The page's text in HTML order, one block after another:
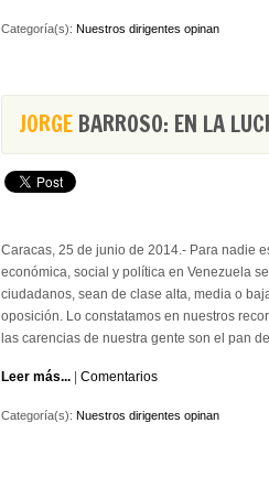
Categoría(s): Nuestros dirigentes opinan
JORGE BARROSO: EN LA
Caracas, 25 de junio de 2014.- Para nadie
económica, social y política en Venezuela
ciudadanos, sean de clase alta, media o
oposición. Lo constatamos en nuestros
las carencias de nuestra gente son el pan
Leer más... Comentarios
Categoría(s): Nuestros dirigentes opinan